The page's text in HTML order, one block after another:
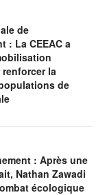
de
: La CEEAC a
la
de
: Après une
Nathan Zawadi
écologique